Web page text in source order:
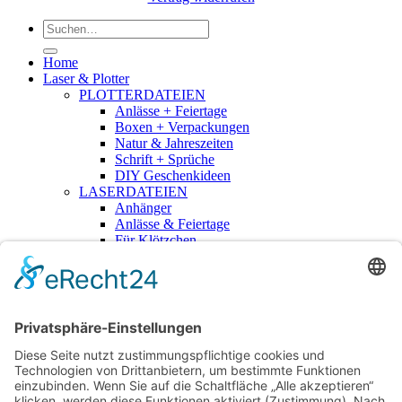
Suchen
nach:
Home
Laser & Plotter
PLOTTERDATEIEN
Anlässe + Feiertage
Boxen + Verpackungen
Natur & Jahreszeiten
Schrift + Sprüche
DIY Geschenkideen
LASERDATEIEN
Anhänger
Anlässe & Feiertage
Für Klötzchen
Haus + Garten
Kita + Schule
Kuchenstecker
3D-Druckdateien
RUB-ONS
Mehr
Lizenzen